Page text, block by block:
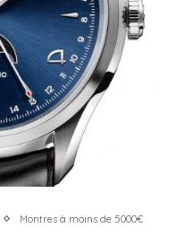
Montres à moins de 5000€